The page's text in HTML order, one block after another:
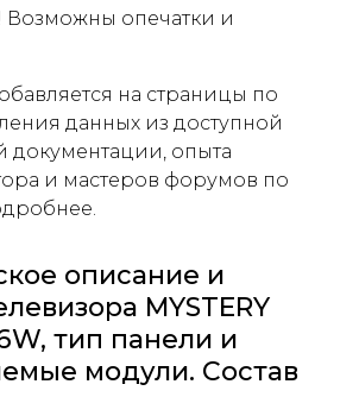
опечатки и
на страницы по
данных из доступной
документации, опыта
и мастеров форумов по
описание и
MYSTERY
тип панели и
модули. Состав